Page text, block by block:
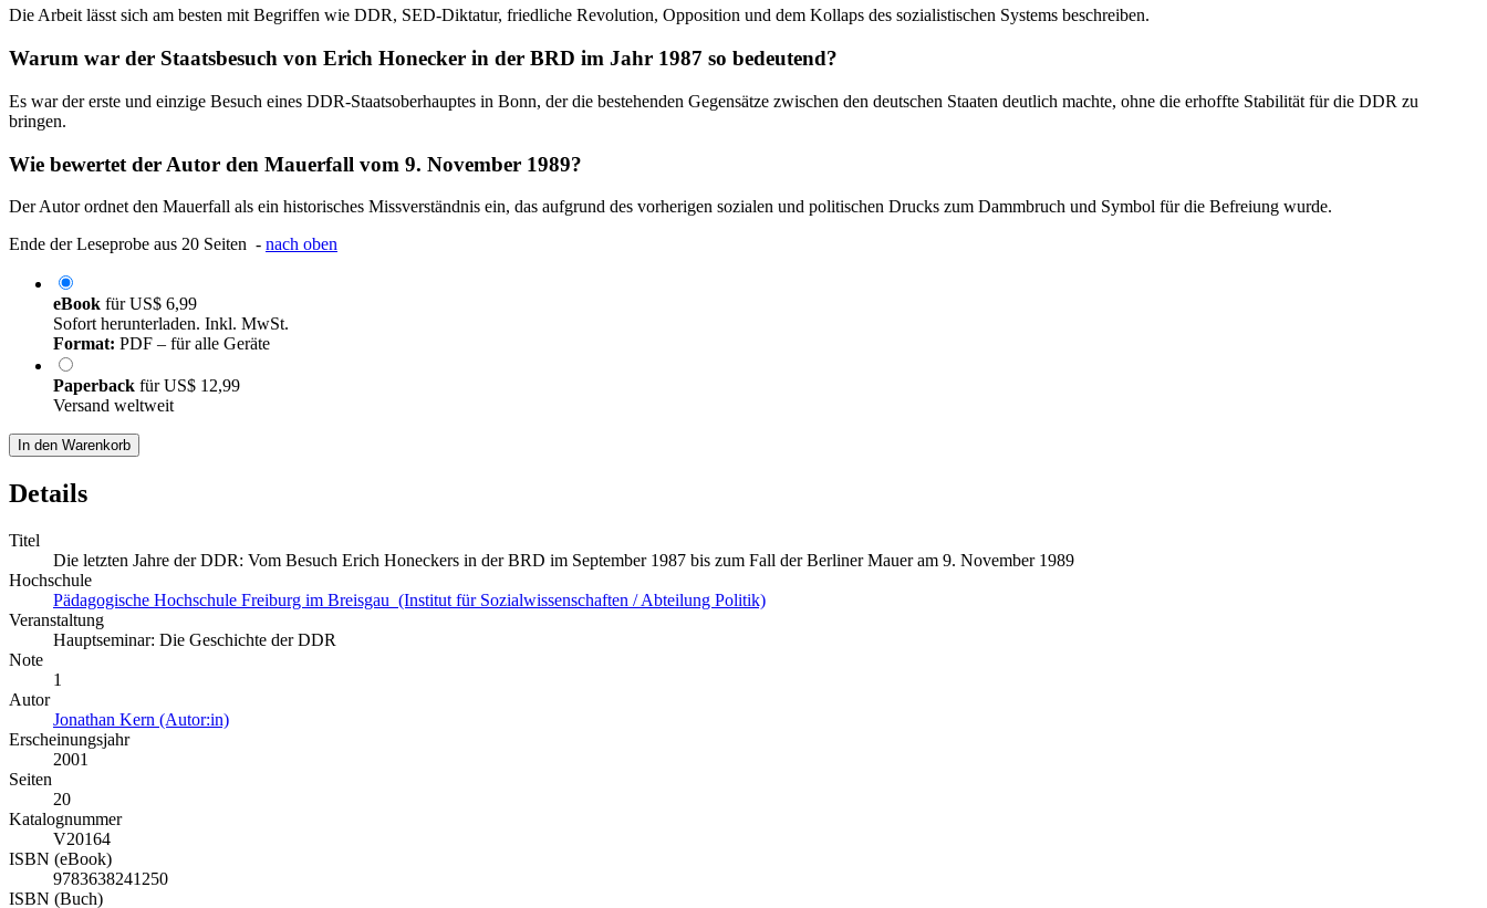
Die Arbeit lässt sich am besten mit Begriffen wie DDR, SED-Diktatur, friedliche Revolution, Opposition und dem Kollaps des sozialistischen Systems beschreiben.
Warum war der Staatsbesuch von Erich Honecker in der BRD im Jahr 1987 so bedeutend?
Es war der erste und einzige Besuch eines DDR-Staatsoberhauptes in Bonn, der die bestehenden Gegensätze zwischen den deutschen Staaten deutlich machte, ohne die erhoffte Stabilität für die DDR zu
bringen.
Wie bewertet der Autor den Mauerfall vom 9. November 1989?
Der Autor ordnet den Mauerfall als ein historisches Missverständnis ein, das aufgrund des vorherigen sozialen und politischen Drucks zum Dammbruch und Symbol für die Befreiung wurde.
Ende der Leseprobe aus 20 Seiten - nach oben
eBook fürUS$ 6,99
Sofort herunterladen. Inkl. MwSt.
Format: PDF – für alle Geräte
Paperback fürUS$ 12,99
Versand weltweit
In den Warenkorb
Details
Titel
Die letzten Jahre der DDR: Vom Besuch Erich Honeckers in der BRD im September 1987 bis zum Fall der Berliner Mauer am 9. November 1989
Hochschule
Pädagogische Hochschule Freiburg im Breisgau (Institut für Sozialwissenschaften / Abteilung Politik)
Veranstaltung
Hauptseminar: Die Geschichte der DDR
Note
1
Autor
Jonathan Kern (Autor:in)
Erscheinungsjahr
2001
Seiten
20
Katalognummer
V20164
ISBN (eBook)
9783638241250
ISBN (Buch)